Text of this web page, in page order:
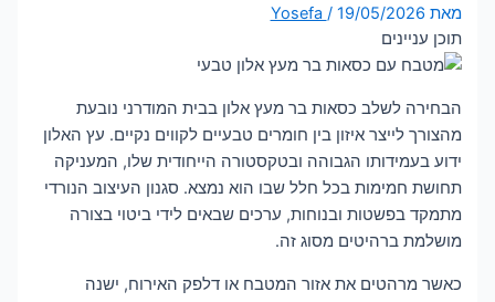
מאת Yosefa / 19/05/2026
תוכן עניינים
הבחירה לשלב כסאות בר מעץ אלון בבית המודרני נובעת
מהצורך לייצר איזון בין חומרים טבעיים לקווים נקיים. עץ האלון
ידוע בעמידותו הגבוהה ובטקסטורה הייחודית שלו, המעניקה
תחושת חמימות בכל חלל שבו הוא נמצא. סגנון העיצוב הנורדי
מתמקד בפשטות ובנוחות, ערכים שבאים לידי ביטוי בצורה
מושלמת ברהיטים מסוג זה.
כאשר מרהטים את אזור המטבח או דלפק האירוח, ישנה